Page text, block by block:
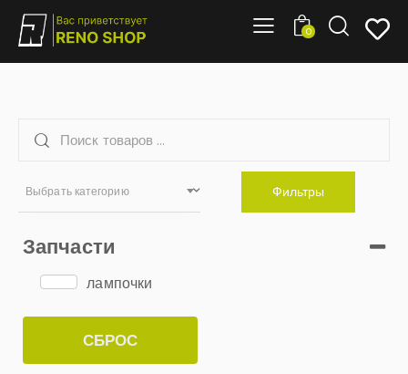
0
Выбрать категорию Фильтры
Запчасти
лампочки
СБРОС